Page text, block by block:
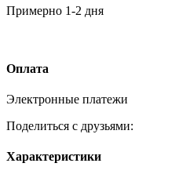
Примерно 1-2 дня
Оплата
Электронные платежи
Поделиться с друзьями:
Характеристики